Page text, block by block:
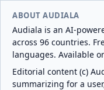
ABOUT AUDIALA
Audiala is an AI-
across 96 countries.
languages. Available
Editorial content (c)
summarizing for a